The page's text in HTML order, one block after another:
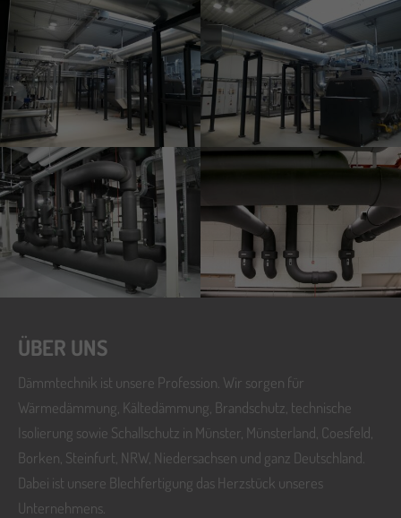
ÜBER UNS
Dämmtechnik ist unsere Profession. Wir sorgen für
Wärmedämmung, Kältedämmung, Brandschutz, technische
Isolierung sowie Schallschutz in Münster, Münsterland, Coesfeld,
Borken, Steinfurt, NRW, Niedersachsen und ganz Deutschland.
Dabei ist unsere Blechfertigung das Herzstück unseres
Unternehmens.